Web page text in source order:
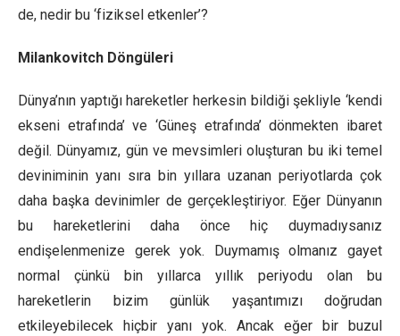
de, nedir bu ‘fiziksel etkenler’?
Milankovitch Döngüleri
Dünya’nın yaptığı hareketler herkesin bildiği şekliyle ‘kendi
ekseni etrafında’ ve ‘Güneş etrafında’ dönmekten ibaret
değil. Dünyamız, gün ve mevsimleri oluşturan bu iki temel
deviniminin yanı sıra bin yıllara uzanan periyotlarda çok
daha başka devinimler de gerçekleştiriyor. Eğer Dünyanın
bu hareketlerini daha önce hiç duymadıysanız
endişelenmenize gerek yok. Duymamış olmanız gayet
normal çünkü bin yıllarca yıllık periyodu olan bu
hareketlerin bizim günlük yaşantımızı doğrudan
etkileyebilecek hiçbir yanı yok. Ancak eğer bir buzul